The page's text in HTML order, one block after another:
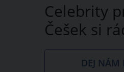
Celebrity
Češek si
DEJ NÁM